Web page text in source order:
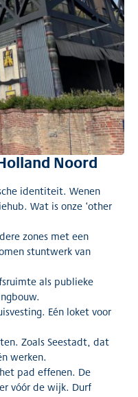
Noord
identiteit. Wenen
Wat is onze ‘other
zones met een
stuntwerk van
als publieke
Eén loket voor
Zoals Seestadt, dat
werken.
pad effenen. De
vóór de wijk. Durf